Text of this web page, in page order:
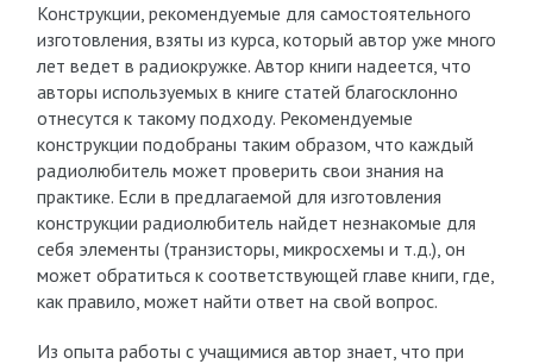
Конструкции, рекомендуемые для самостоятельного
изготовления, взяты из курса, который автор уже много
лет ведет в радиокружке. Автор книги надеется, что
авторы используемых в книге статей благосклонно
отнесутся к такому подходу. Рекомендуемые
конструкции подобраны таким образом, что каждый
радиолюбитель может проверить свои знания на
практике. Если в предлагаемой для изготовления
конструкции радиолюбитель найдет незнакомые для
себя элементы (транзисторы, микросхемы и т.д.), он
может обратиться к соответствующей главе книги, где,
как правило, может найти ответ на свой вопрос.
Из опыта работы с учащимися автор знает, что при